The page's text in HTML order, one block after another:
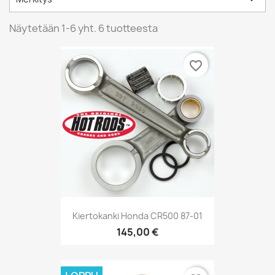
Näytetään 1-6 yht. 6 tuotteesta
Kiertokanki Honda CR500 87-01
145,00 €
favorite_border